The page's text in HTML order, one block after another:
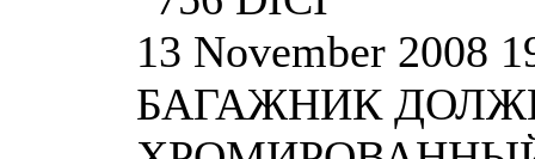
13 November 2008
БАГАЖНИК